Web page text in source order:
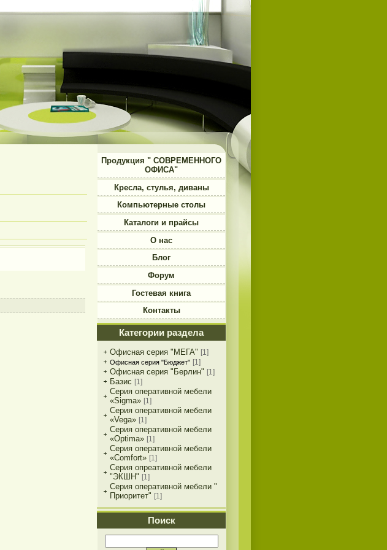
Продукция " СОВРЕМЕННОГО
ОФИСА"
Кресла, стулья, диваны
Компьютерные столы
Каталоги и прайсы
О нас
Блог
Форум
Гостевая книга
Контакты
Категории раздела
Офисная серия "МЕГА" [1]
Офисная серия "Бюджет" [1]
Офисная серия "Берлин" [1]
Базис [1]
Серия оперативной мебели
«Sigma» [1]
Серия оперативной мебели
«Vega» [1]
Серия оперативной мебели
«Optima» [1]
Серия оперативной мебели
«Comfort» [1]
Серия опреативной мебели
"ЭКШН" [1]
Серия оперативной мебели "
Приоритет" [1]
Поиск